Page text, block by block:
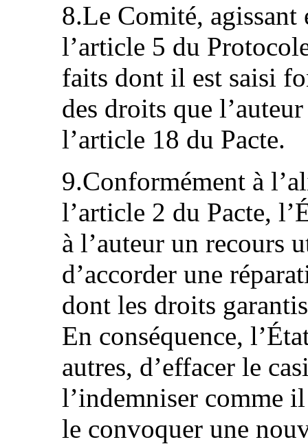
8.Le Comité, agissant
l’article 5 du
faits dont il est saisi
des droits que
l’article 18 du Pacte.
9.Conformément à
l’article 2 du Pacte,
à l’auteur un recours
d’accorder une
dont les droits
En conséquence,
autres, d’effacer le
l’indemniser comme
le convoquer une